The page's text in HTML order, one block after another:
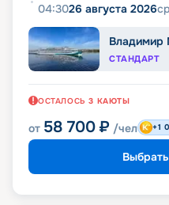
04:3026 августа 2026ср
Владимир
СТАНДАРТ
ОСТАЛОСЬ 3 КАЮТЫ
от 58 700 ₽ /чел +1